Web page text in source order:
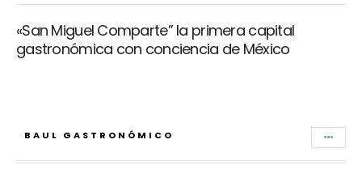
«San Miguel Comparte” la primera capital
gastronómica con conciencia de México
BAUL GASTRONÓMICO